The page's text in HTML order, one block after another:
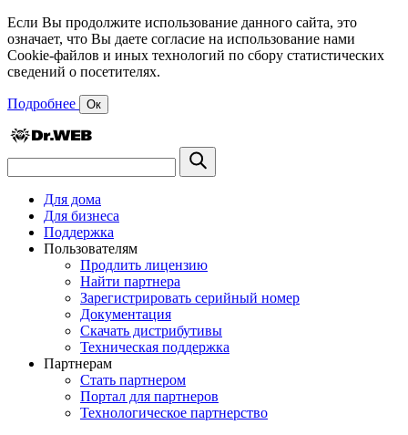
Если Вы продолжите использование данного сайта, это
означает, что Вы даете согласие на использование нами
Cookie-файлов и иных технологий по сбору статистических
сведений о посетителях.
Подробнее Ок
Для дома
Для бизнеса
Поддержка
Пользователям
Продлить лицензию
Найти партнера
Зарегистрировать серийный номер
Документация
Скачать дистрибутивы
Техническая поддержка
Партнерам
Стать партнером
Портал для партнеров
Технологическое партнерство